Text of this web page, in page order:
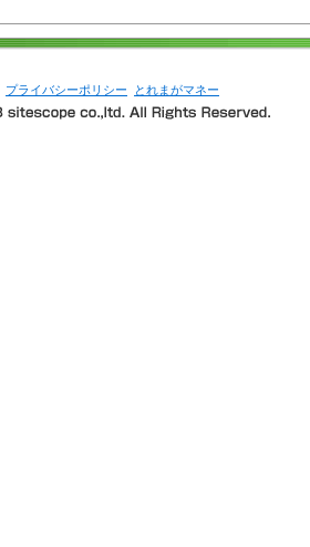
プライバシーポリシー とれまがマネー